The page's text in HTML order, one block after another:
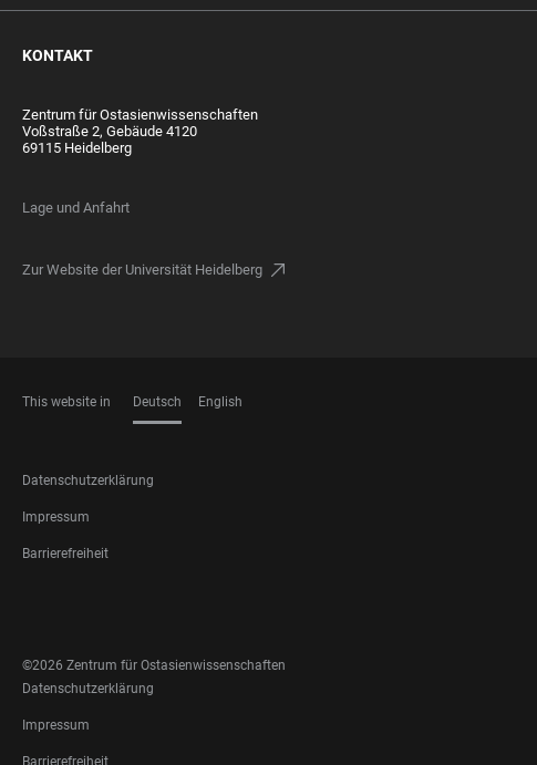
KONTAKT
Zentrum für Ostasienwissenschaften
Voßstraße 2, Gebäude 4120
69115 Heidelberg
Lage und Anfahrt
Zur Website der Universität Heidelberg
This website in Deutsch English
FOOTER
LEGAL
Datenschutzerklärung
Impressum
Barrierefreiheit
MEDIA
©2026 Zentrum für Ostasienwissenschaften
FOOTER
LEGAL
Datenschutzerklärung
Impressum
Barrierefreiheit